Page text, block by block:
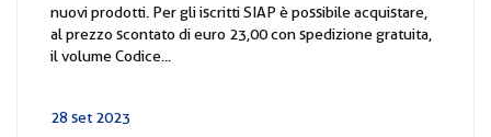
nuovi prodotti. Per gli iscritti SIAP è possibile acquistare,
al prezzo scontato di euro 23,00 con spedizione gratuita,
il volume Codice...
28 set 2023